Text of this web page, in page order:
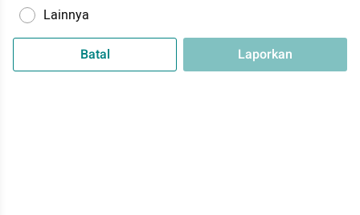
Lainnya
Batal Laporkan